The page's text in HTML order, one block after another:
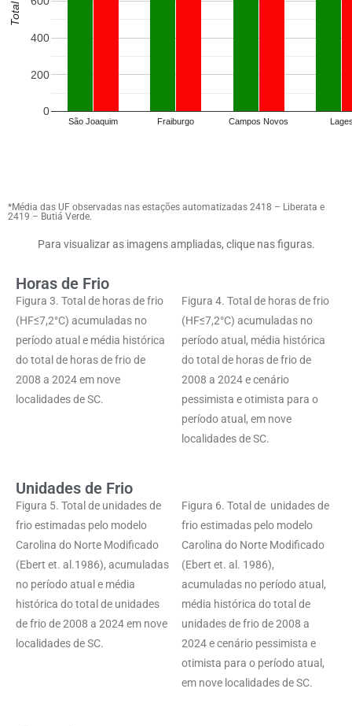
São Joaquim Fraiburgo Campos Novos
0
200
400
*Média das UF observadas nas estações automatizadas 2418 – Liberata e
2419 – Butiá Verde.
Para visualizar as imagens ampliadas, clique nas figuras.
Horas de Frio
Figura 3. Total de horas de frio
(HF≤7,2°C) acumuladas no
período atual e média histórica
do total de horas de frio de
2008 a 2024 em nove
localidades de SC.
Figura 4. Total de horas de frio
(HF≤7,2°C) acumuladas no
período atual, média histórica
do total de horas de frio de
2008 a 2024 e cenário
pessimista e otimista para o
período atual, em nove
localidades de SC.
Unidades de Frio
Figura 5. Total de unidades de
frio estimadas pelo modelo
Carolina do Norte Modificado
(Ebert et. al.1986), acumuladas
no período atual e média
histórica do total de unidades
de frio de 2008 a 2024 em nove
localidades de SC.
Figura 6. Total de unidades de
frio estimadas pelo modelo
Carolina do Norte Modificado
(Ebert et. al. 1986),
acumuladas no período atual,
média histórica do total de
unidades de frio de 2008 a
2024 e cenário pessimista e
otimista para o período atual,
em nove localidades de SC.